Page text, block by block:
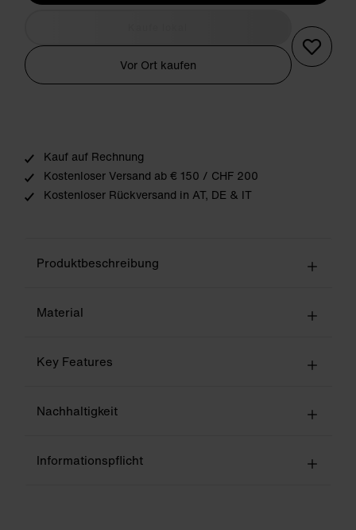
Vor Ort kaufen
Kauf auf Rechnung
Kostenloser Versand ab € 150 / CHF 200
Kostenloser Rückversand in AT, DE & IT
Produktbeschreibung
Material
Key Features
Nachhaltigkeit
Informationspflicht